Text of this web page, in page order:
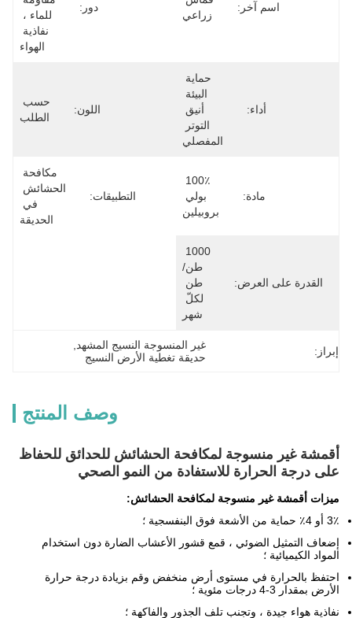
اسم آخر:
زراعي
دور:
الهواء
أداء:
المفصلي
اللون:
الطلب
مادة:
بروبيلين
التطبيقات:
الحديقة
القدرة على العرض:
طن/
شهر
إبراز: غير المنسوجة النسيج المشهد
حديقة تغطية الأرض النسيج
وصف المنتج
أقمشة غير منسوجة لمكافحة الحشائش للحدائق للحفاظ
على درجة الحرارة للاستفادة من النمو الصحي
ميزات أقمشة غير منسوجة لمكافحة الحشائش:
3٪ أو 4٪ حماية من الأشعة فوق البنفسجية ؛
إضعاف التمثيل الضوئي ، قمع قشور الأعشاب الضارة دون استخدام
المواد الكيميائية ؛
احتفظ بالحرارة في مستوى أرض منخفض وقم بزيادة درجة حرارة
الأرض بمقدار 3-4 درجات مئوية ؛
نفاذية هواء جيدة ، وتجنب تلف الجذور والفاكهة ؛